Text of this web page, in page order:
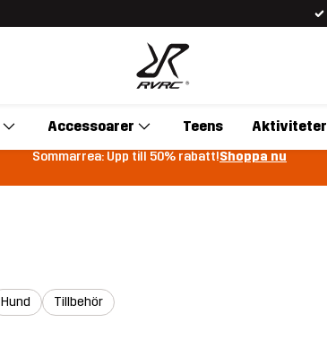
Accessoarer Teens Aktiviteter
Sommarrea: Upp till 50% rabatt!Shoppa nu
Hund Tillbehör